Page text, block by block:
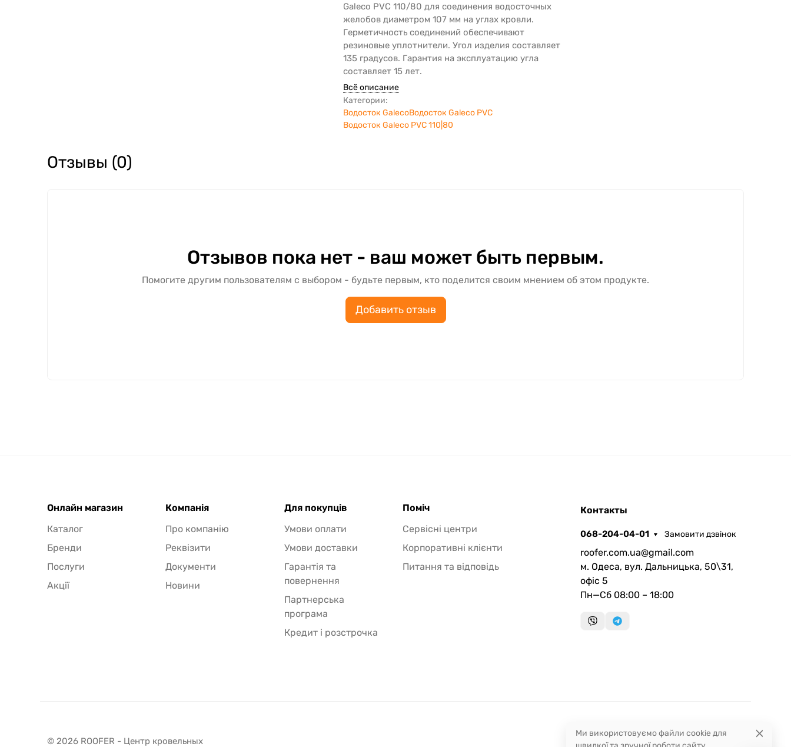
Galeco PVC 110/80 для соединения водосточных
желобов диаметром 107 мм на углах кровли.
Герметичность соединений обеспечивают
резиновые уплотнители. Угол изделия составляет
135 градусов. Гарантия на эксплуатацию угла
составляет 15 лет.
Всё описание
Категории:
Водосток GalecoВодосток Galeco PVC
Водосток Galeco PVC 110|80
Отзывы (0)
Отзывов пока нет - ваш может быть первым.
Помогите другим пользователям с выбором - будьте первым, кто поделится своим мнением об этом продукте.
Добавить отзыв
Онлайн магазин
Каталог
Бренди
Послуги
Акції
Компанія
Про компанію
Реквізити
Документи
Новини
Для покупців
Умови оплати
Умови доставки
Гарантія та
повернення
Партнерська
програма
Кредит і розстрочка
Поміч
Сервісні центри
Корпоративні клієнти
Питання та відповідь
Контакты
068-204-04-01 Замовити дзвінок
roofer.com.ua@gmail.com
м. Одеса, вул. Дальницька, 50\31,
офіс 5
Пн—Сб 08:00 – 18:00
© 2026 ROOFER - Центр кровельных
Ми використовуємо файли cookie для
AI помічник